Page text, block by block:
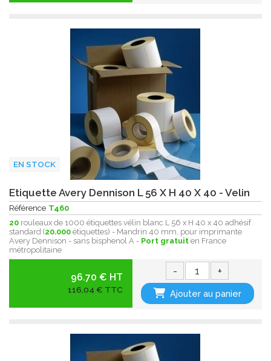
EN STOCK
Etiquette Avery Dennison L 56 X H 40 X 40 - Velin
Référence T460
20 rouleaux de 1000 étiquettes vélin blanc L 56 x H 40 x 40 adhésif
standard (20.000 étiquettes) - Mandrin 40 mm, pour imprimante
Avery Dennison - sans bisphenol A - Port gratuit en France
métropolitaine
96.70 € HT
116,04 € TTC
- +
Ajouter au panier